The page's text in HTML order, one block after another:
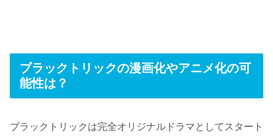
ブラックトリックの漫画化やアニメ化の可
能性は？
ブラックトリックは完全オリジナルドラマとしてスタート